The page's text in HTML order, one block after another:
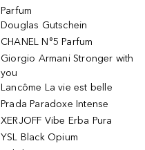
Parfum
Douglas Gutschein
CHANEL N°5 Parfum
Giorgio Armani Stronger with
you
Lancôme La vie est belle
Prada Paradoxe Intense
XERJOFF Vibe Erba Pura
YSL Black Opium